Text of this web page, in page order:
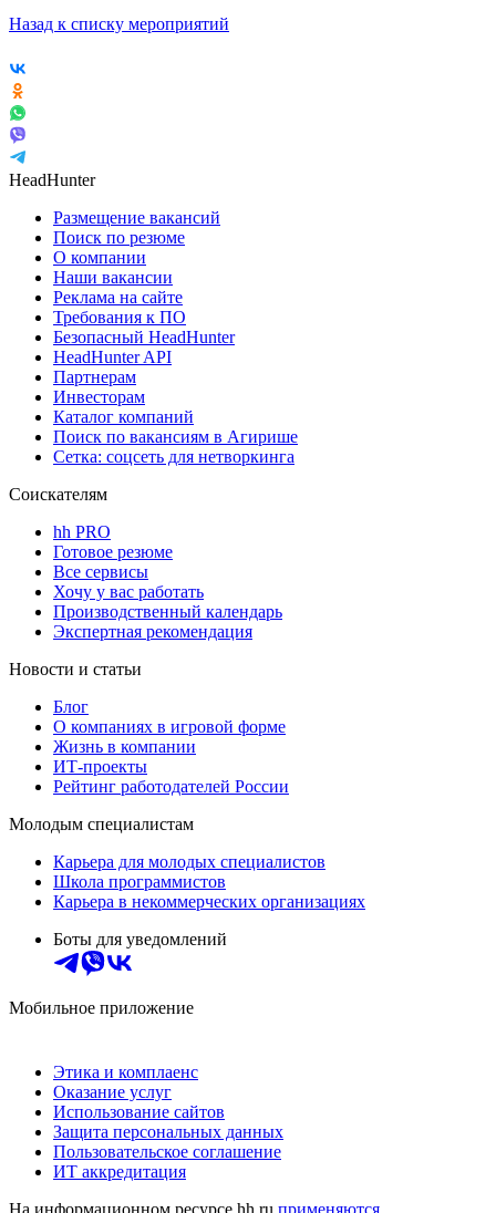
Назад к списку мероприятий
HeadHunter
Размещение вакансий
Поиск по резюме
О компании
Наши вакансии
Реклама на сайте
Требования к ПО
Безопасный HeadHunter
HeadHunter API
Партнерам
Инвесторам
Каталог компаний
Поиск по вакансиям в Агирише
Сетка: соцсеть для нетворкинга
Соискателям
hh PRO
Готовое резюме
Все сервисы
Хочу у вас работать
Производственный календарь
Экспертная рекомендация
Новости и статьи
Блог
О компаниях в игровой форме
Жизнь в компании
ИТ-проекты
Рейтинг работодателей России
Молодым специалистам
Карьера для молодых специалистов
Школа программистов
Карьера в некоммерческих организациях
Боты для уведомлений
Мобильное приложение
Этика и комплаенс
Оказание услуг
Использование сайтов
Защита персональных данных
Пользовательское соглашение
ИТ аккредитация
На информационном ресурсе hh.ru применяются